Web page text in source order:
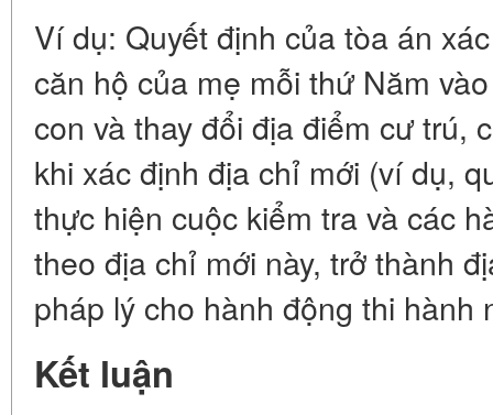
Ví dụ: Quyết định của tòa án
căn hộ của mẹ mỗi thứ Năm
con và thay đổi địa điểm cư trú,
khi xác định địa chỉ mới (ví dụ,
thực hiện cuộc kiểm tra và các
theo địa chỉ mới này, trở thành
pháp lý cho hành động thi hành
Kết luận